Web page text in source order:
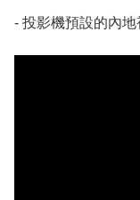
- 投影機預設的內